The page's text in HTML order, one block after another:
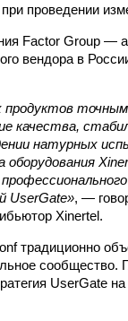
проведении
Factor Group —
вендора в
продуктов
качества,
натурных
оборудования
UserGate», —
Xinertel.
традиционно
UserGate